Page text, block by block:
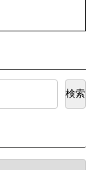
検索